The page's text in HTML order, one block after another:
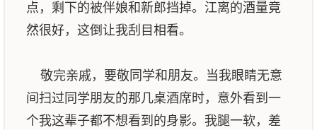
点，剩下的被伴娘和新郎挡掉。江离的酒量竟
然很好，这倒让我刮目相看。
敬完亲戚，要敬同学和朋友。当我眼睛无意
间扫过同学朋友的那几桌酒席时，意外看到一
个我这辈子都不想看到的身影。我腿一软，差